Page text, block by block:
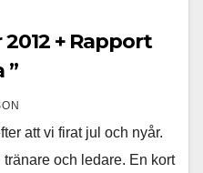
+ Rapport
”
att vi firat jul och nyår.
och ledare. En kort